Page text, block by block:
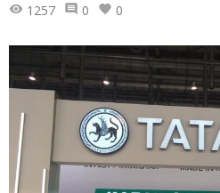
1257 0 0